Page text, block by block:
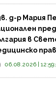
д-р Мария
в
06.08.2026 |